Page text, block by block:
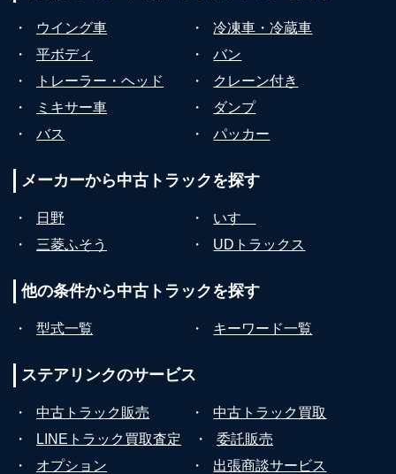
・ ウイング車 ・
冷凍車・冷蔵車
・
平ボディ ・
バン
・
トレーラー・ヘッド ・
クレーン付き
・
ミキサー車 ・
ダンプ
・
バス ・ パッカー
メーカーから中古トラックを探す
・ 日野 ・
いすゞ
・
三菱ふそう ・ UDトラックス
他の条件から中古トラックを探す
・ 型式一覧 ・ キーワード一覧
ステアリンクのサービス
・ 中古トラック販売 ・
中古トラック買取
・
LINEトラック買取査定 ・
委託販売
・
オプション ・
出張商談サービス